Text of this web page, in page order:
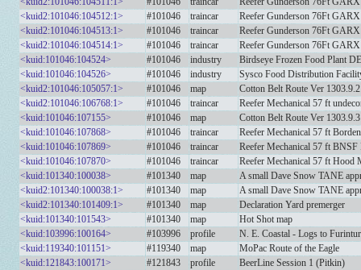
<kuid2:101046:104512:1>
#101046 traincar
Reefer Gunderson 76Ft
<kuid2:101046:104513:1>
#101046 traincar
Reefer Gunderson 76Ft
<kuid2:101046:104514:1>
#101046 traincar
Reefer Gunderson 76Ft
<kuid:101046:104524>
#101046 industry
Birdseye Frozen Food Plant
<kuid:101046:104526>
#101046 industry
Sysco Food Distribution
<kuid2:101046:105057:1>
#101046 map
Cotton Belt Route Ver
<kuid2:101046:106768:1>
#101046 traincar
Reefer Mechanical 57 ft
<kuid:101046:107155>
#101046 map
Cotton Belt Route Ver
<kuid:101046:107868>
#101046 traincar
Reefer Mechanical 57 ft
<kuid:101046:107869>
#101046 traincar
Reefer Mechanical 57 ft BNSF
<kuid:101046:107870>
#101046 traincar
Reefer Mechanical 57 ft Hood
<kuid:101340:100038>
#101340 map
A small Dave Snow TANE
<kuid2:101340:100038:1>
#101340 map
A small Dave Snow TANE
<kuid2:101340:101409:1>
#101340 map
Declaration Yard premerger
<kuid:101340:101543>
#101340 map
Hot Shot map
<kuid:103996:100164>
#103996 profile
N. E. Coastal - Logs to
<kuid:119340:101151>
#119340 map
MoPac Route of the Eagle
<kuid:121843:100171>
#121843 profile
BeerLine Session 1 (Pitkin)